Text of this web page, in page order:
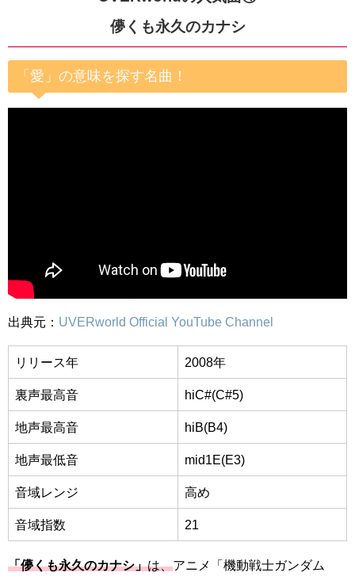
儚くも永久のカナシ
「愛」の意味を探す名曲！
出典元： UVERworld Official YouTube Channel
リリース年 2008年
裏声最高音 hiC#(C#5)
地声最高音 hiB(B4)
地声最低音 mid1E(E3)
音域レンジ 高め
音域指数 21
「儚くも永久のカナシ」は、アニメ「機動戦士ガンダム